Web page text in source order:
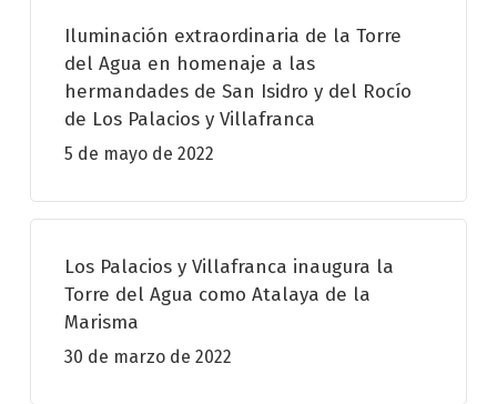
Iluminación extraordinaria de la Torre
del Agua en homenaje a las
hermandades de San Isidro y del Rocío
de Los Palacios y Villafranca
5 de mayo de 2022
Los Palacios y Villafranca inaugura la
Torre del Agua como Atalaya de la
Marisma
30 de marzo de 2022